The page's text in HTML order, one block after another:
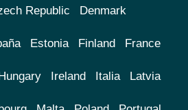
Republic Denmark
Estonia Finland France
Hungary Ireland Italia Latvia